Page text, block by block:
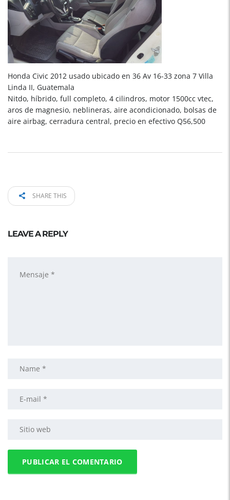
Honda Civic 2012 usado ubicado en 36 Av 16-33 zona 7 Villa
Linda II, Guatemala
Nitdo, híbrido, full completo, 4 cilindros, motor 1500cc vtec,
aros de magnesio, neblineras, aire acondicionado, bolsas de
aire airbag, cerradura central, precio en efectivo Q56,500
SHARE THIS
LEAVE A REPLY